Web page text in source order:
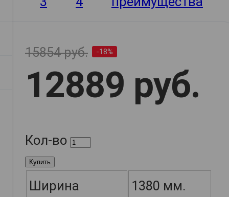
15854 руб. -18%
12889 руб.
Кол-во
Купить
Ширина 1380 мм.